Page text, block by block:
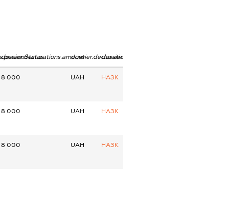
dossier.declarations.amountdossier.declarations.currency
dossier.declarations.source
8 000 UAH НАЗК
8 000 UAH НАЗК
8 000 UAH НАЗК